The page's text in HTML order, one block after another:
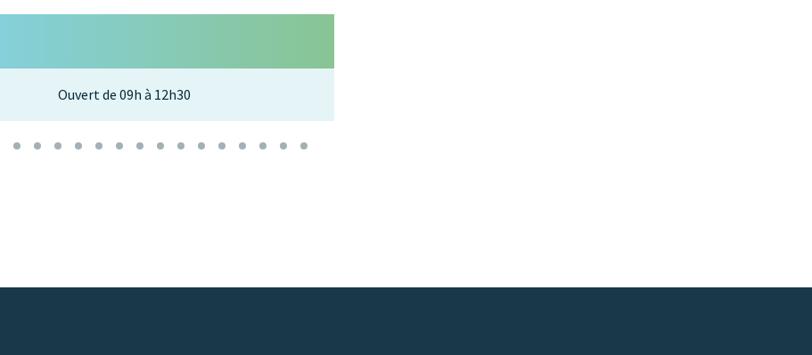
Ouvert de 09h à 12h30